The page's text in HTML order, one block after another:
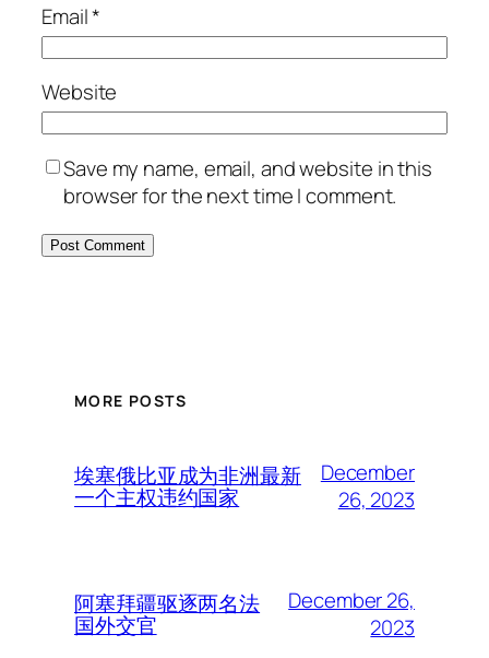
Email*
Website
Save my name, email, and website in this
browser for the next time I comment.
MORE POSTS
埃塞俄比亚成为非洲最新
一个主权违约国家
December
26, 2023
阿塞拜疆驱逐两名法
国外交官
December 26,
2023